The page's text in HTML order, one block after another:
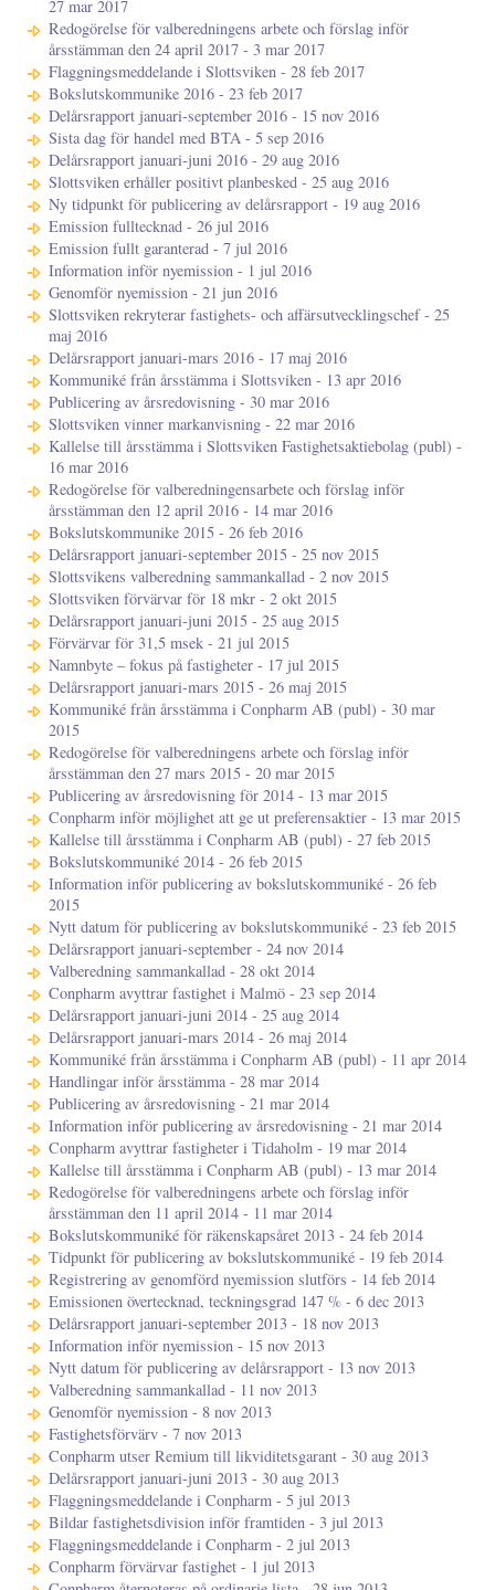
27 mar 2017
Redogörelse för valberedningens arbete och förslag inför
årsstämman den 24 april 2017 - 3 mar 2017
Flaggningsmeddelande i Slottsviken - 28 feb 2017
Bokslutskommunike 2016 - 23 feb 2017
Delårsrapport januari-september 2016 - 15 nov 2016
Sista dag för handel med BTA - 5 sep 2016
Delårsrapport januari-juni 2016 - 29 aug 2016
Slottsviken erhåller positivt planbesked - 25 aug 2016
Ny tidpunkt för publicering av delårsrapport - 19 aug 2016
Emission fulltecknad - 26 jul 2016
Emission fullt garanterad - 7 jul 2016
Information inför nyemission - 1 jul 2016
Genomför nyemission - 21 jun 2016
Slottsviken rekryterar fastighets- och affärsutvecklingschef - 25
maj 2016
Delårsrapport januari-mars 2016 - 17 maj 2016
Kommuniké från årsstämma i Slottsviken - 13 apr 2016
Publicering av årsredovisning - 30 mar 2016
Slottsviken vinner markanvisning - 22 mar 2016
Kallelse till årsstämma i Slottsviken Fastighetsaktiebolag (publ) -
16 mar 2016
Redogörelse för valberedningensarbete och förslag inför
årsstämman den 12 april 2016 - 14 mar 2016
Bokslutskommunike 2015 - 26 feb 2016
Delårsrapport januari-september 2015 - 25 nov 2015
Slottsvikens valberedning sammankallad - 2 nov 2015
Slottsviken förvärvar för 18 mkr - 2 okt 2015
Delårsrapport januari-juni 2015 - 25 aug 2015
Förvärvar för 31,5 msek - 21 jul 2015
Namnbyte – fokus på fastigheter - 17 jul 2015
Delårsrapport januari-mars 2015 - 26 maj 2015
Kommuniké från årsstämma i Conpharm AB (publ) - 30 mar
2015
Redogörelse för valberedningens arbete och förslag inför
årsstämman den 27 mars 2015 - 20 mar 2015
Publicering av årsredovisning för 2014 - 13 mar 2015
Conpharm inför möjlighet att ge ut preferensaktier - 13 mar 2015
Kallelse till årsstämma i Conpharm AB (publ) - 27 feb 2015
Bokslutskommuniké 2014 - 26 feb 2015
Information inför publicering av bokslutskommuniké - 26 feb
2015
Nytt datum för publicering av bokslutskommuniké - 23 feb 2015
Delårsrapport januari-september - 24 nov 2014
Valberedning sammankallad - 28 okt 2014
Conpharm avyttrar fastighet i Malmö - 23 sep 2014
Delårsrapport januari-juni 2014 - 25 aug 2014
Delårsrapport januari-mars 2014 - 26 maj 2014
Kommuniké från årsstämma i Conpharm AB (publ) - 11 apr 2014
Handlingar inför årsstämma - 28 mar 2014
Publicering av årsredovisning - 21 mar 2014
Information inför publicering av årsredovisning - 21 mar 2014
Conpharm avyttrar fastigheter i Tidaholm - 19 mar 2014
Kallelse till årsstämma i Conpharm AB (publ) - 13 mar 2014
Redogörelse för valberedningens arbete och förslag inför
årsstämman den 11 april 2014 - 11 mar 2014
Bokslutskommuniké för räkenskapsåret 2013 - 24 feb 2014
Tidpunkt för publicering av bokslutskommuniké - 19 feb 2014
Registrering av genomförd nyemission slutförs - 14 feb 2014
Emissionen övertecknad, teckningsgrad 147 % - 6 dec 2013
Delårsrapport januari-september 2013 - 18 nov 2013
Information inför nyemission - 15 nov 2013
Nytt datum för publicering av delårsrapport - 13 nov 2013
Valberedning sammankallad - 11 nov 2013
Genomför nyemission - 8 nov 2013
Fastighetsförvärv - 7 nov 2013
Conpharm utser Remium till likviditetsgarant - 30 aug 2013
Delårsrapport januari-juni 2013 - 30 aug 2013
Flaggningsmeddelande i Conpharm - 5 jul 2013
Bildar fastighetsdivision inför framtiden - 3 jul 2013
Flaggningsmeddelande i Conpharm - 2 jul 2013
Conpharm förvärvar fastighet - 1 jul 2013